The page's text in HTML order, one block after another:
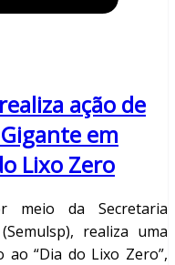
ação de
em
Lixo Zero
meio da Secretaria
realiza uma
ao “Dia do Lixo Zero”,